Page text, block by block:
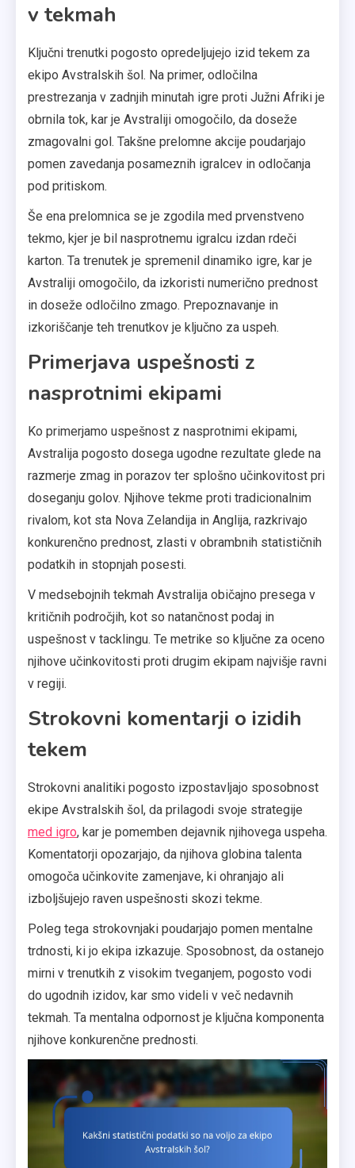
v tekmah
Ključni trenutki pogosto opredeljujejo izid tekem za
ekipo Avstralskih šol. Na primer, odločilna
prestrezanja v zadnjih minutah igre proti Južni Afriki je
obrnila tok, kar je Avstraliji omogočilo, da doseže
zmagovalni gol. Takšne prelomne akcije poudarjajo
pomen zavedanja posameznih igralcev in odločanja
pod pritiskom.
Še ena prelomnica se je zgodila med prvenstveno
tekmo, kjer je bil nasprotnemu igralcu izdan rdeči
karton. Ta trenutek je spremenil dinamiko igre, kar je
Avstraliji omogočilo, da izkoristi numerično prednost
in doseže odločilno zmago. Prepoznavanje in
izkoriščanje teh trenutkov je ključno za uspeh.
Primerjava uspešnosti z
nasprotnimi ekipami
Ko primerjamo uspešnost z nasprotnimi ekipami,
Avstralija pogosto dosega ugodne rezultate glede na
razmerje zmag in porazov ter splošno učinkovitost pri
doseganju golov. Njihove tekme proti tradicionalnim
rivalom, kot sta Nova Zelandija in Anglija, razkrivajo
konkurenčno prednost, zlasti v obrambnih statističnih
podatkih in stopnjah posesti.
V medsebojnih tekmah Avstralija običajno presega v
kritičnih področjih, kot so natančnost podaj in
uspešnost v tacklingu. Te metrike so ključne za oceno
njihove učinkovitosti proti drugim ekipam najvišje ravni
v regiji.
Strokovni komentarji o izidih
tekem
Strokovni analitiki pogosto izpostavljajo sposobnost
ekipe Avstralskih šol, da prilagodi svoje strategije
med igro, kar je pomemben dejavnik njihovega uspeha.
Komentatorji opozarjajo, da njihova globina talenta
omogoča učinkovite zamenjave, ki ohranjajo ali
izboljšujejo raven uspešnosti skozi tekme.
Poleg tega strokovnjaki poudarjajo pomen mentalne
trdnosti, ki jo ekipa izkazuje. Sposobnost, da ostanejo
mirni v trenutkih z visokim tveganjem, pogosto vodi
do ugodnih izidov, kar smo videli v več nedavnih
tekmah. Ta mentalna odpornost je ključna komponenta
njihove konkurenčne prednosti.